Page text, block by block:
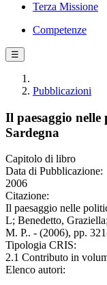
Terza Missione
Competenze
☰
Pubblicazioni
Il paesaggio
Sardegna
Capitolo di libro
Data di Pubblicazione:
2006
Citazione:
Il paesaggio nelle
L; Benedetto,
M. P.. - (2006), pp.
Tipologia CRIS:
2.1 Contributo in
Elenco autori: